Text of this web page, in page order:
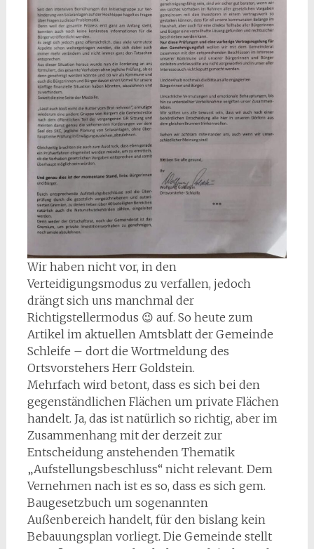
Wir haben nicht vor, in den
Verteidigungsmodus zu verfallen, jedoch
drängt sich uns manchmal der
Richtigstellermodus 😉 auf. So heute zum
Artikel im aktuellen Amtsblatt der Gemeinde
Schleife – dort die Wortmeldung des
Ortsvorstehers Herr Goldstein.
Mehrfach wird betont, dass es sich bei den
gegenständlichen Flächen um private Flächen
handelt. Ja, das ist natürlich so richtig, aber im
Zusammenhang mit der derzeit zur
Entscheidung anstehenden Thematik
„Aufstellungsbeschluss“ nicht relevant. Dem
Vernehmen nach ist es so, dass es sich gem.
Baugesetzbuch um sogenannten
Außenbereich handelt, für den bislang kein
Bebauungsplan vorliegt. Die Gemeinde stellt